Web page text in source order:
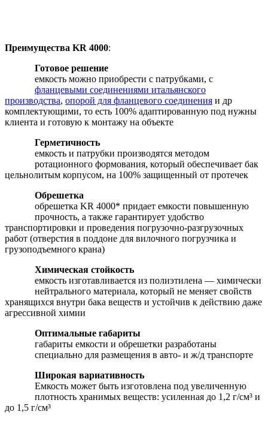
Преимущества KR 4000:
Готовое решение
емкость можно приобрести с патрубками, c
фланцевыми соединениями итальянского
производства, опорой для фланцевого соединения и др
комплектующими, то есть 100% адаптированную под нужны
клиента и готовую к монтажу на объекте
Герметичность
емкость и патрубки производятся методом
ротационного формования, который обеспечивает бак
цельнолитым корпусом, на 100% защищенный от протечек
Обрешетка
обрешетка KR 4000* придает емкости повышенную
прочность, а также гарантирует удобство
транспортировки и проведения погрузочно-разгрузочных
работ (отверстия в поддоне для вилочного погрузчика и
грузоподъемного крана)
Химическая стойкость
емкость изготавливается из полиэтилена — химически
нейтрального материала, который не меняет свойств
хранящихся внутри бака веществ и устойчив к действию даже
агрессивной химии
Оптимальные габариты
габариты емкости и обрешетки разработаны
специально для размещения в авто- и ж/д транспорте
Широкая вариативность
Емкость может быть изготовлена под увеличенную
плотность хранимых веществ: усиленная до 1,2 г/см³ и
до 1,5 г/см³